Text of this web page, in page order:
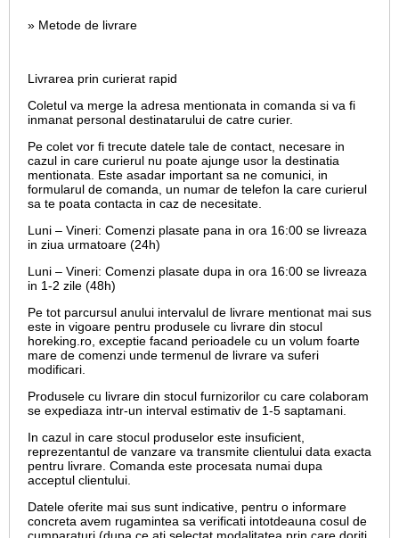
» Metode de livrare
Livrarea prin curierat rapid
Coletul va merge la adresa mentionata in comanda si va fi
inmanat personal destinatarului de catre curier.
Pe colet vor fi trecute datele tale de contact, necesare in
cazul in care curierul nu poate ajunge usor la destinatia
mentionata. Este asadar important sa ne comunici, in
formularul de comanda, un numar de telefon la care curierul
sa te poata contacta in caz de necesitate.
Luni – Vineri: Comenzi plasate pana in ora 16:00 se livreaza
in ziua urmatoare (24h)
Luni – Vineri: Comenzi plasate dupa in ora 16:00 se livreaza
in 1-2 zile (48h)
Pe tot parcursul anului intervalul de livrare mentionat mai sus
este in vigoare pentru produsele cu livrare din stocul
horeking.ro, exceptie facand perioadele cu un volum foarte
mare de comenzi unde termenul de livrare va suferi
modificari.
Produsele cu livrare din stocul furnizorilor cu care colaboram
se expediaza intr-un interval estimativ de 1-5 saptamani.
In cazul in care stocul produselor este insuficient,
reprezentantul de vanzare va transmite clientului data exacta
pentru livrare. Comanda este procesata numai dupa
acceptul clientului.
Datele oferite mai sus sunt indicative, pentru o informare
concreta avem rugamintea sa verificati intotdeauna cosul de